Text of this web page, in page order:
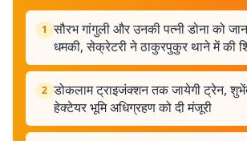
1 सौरभ गांगुली और उनकी पत्नी डोना को
धमकी, सेक्रेटरी ने ठाकुरपुकुर थाने में की
2 डोकलाम ट्राइजंक्शन तक जायेगी ट्रेन,
हेक्टेयर भूमि अधिग्रहण को दी मंजूरी